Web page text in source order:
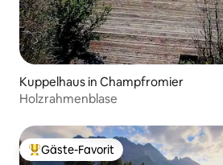
Kuppelhaus in Champfromier
Holzrahmenblase
Beliebter Gäste-Favorit.
Gäste-Favorit